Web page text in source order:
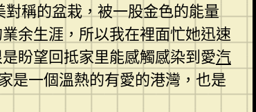
稱的盆栽，被一股金色的能量
余生涯，所以我在裡面忙她迅速
盼望回抵家里能感觸感染到愛汽
是一個溫熱的有愛的港灣，也是